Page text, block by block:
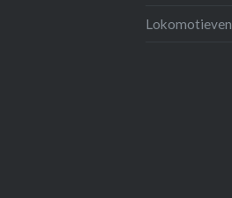
Lokomotieven